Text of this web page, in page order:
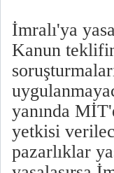
İmralı'ya
Kanun
yanında
yetkisi
pazarlıklar